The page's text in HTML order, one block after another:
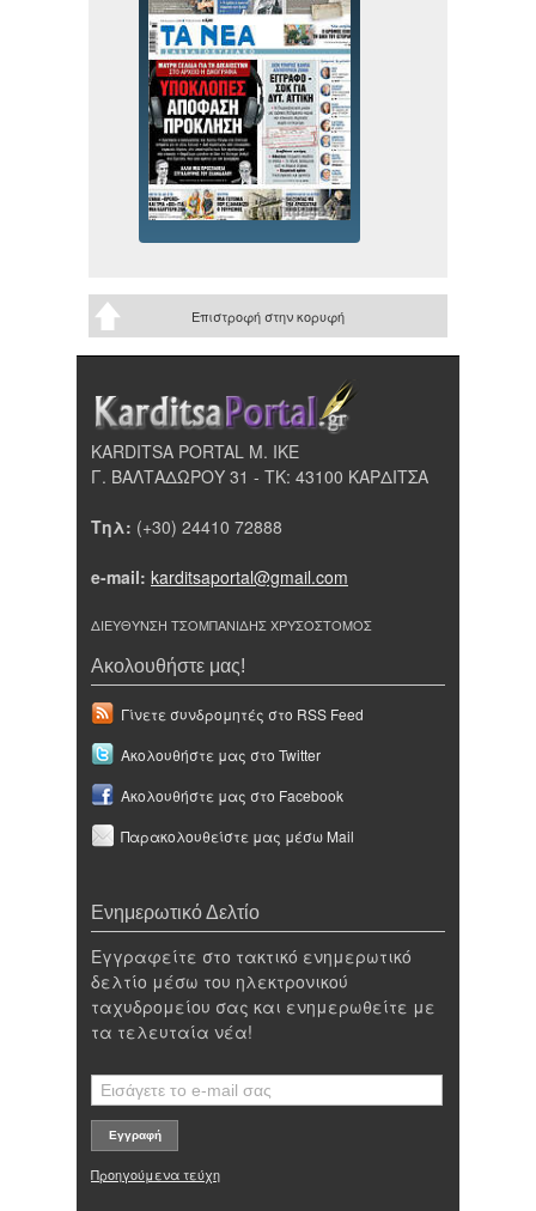
Επιστροφή στην κορυφή
KARDITSA PORTAL Μ. ΙΚΕ
Γ. ΒΑΛΤΑΔΩΡΟΥ 31 - ΤΚ: 43100 ΚΑΡΔΙΤΣΑ
Τηλ: (+30) 24410 72888
e-mail: karditsaportal@gmail.com
ΔΙΕΥΘΥΝΣΗ ΤΣΟΜΠΑΝΙΔΗΣ ΧΡΥΣΟΣΤΟΜΟΣ
Ακολουθήστε μας!
Γίνετε συνδρομητές στο RSS Feed
Ακολουθήστε μας στο Twitter
Ακολουθήστε μας στο Facebook
Παρακολουθείστε μας μέσω Mail
Ενημερωτικό Δελτίο
Εγγραφείτε στο τακτικό ενημερωτικό
δελτίο μέσω του ηλεκτρονικού
ταχυδρομείου σας και ενημερωθείτε με
τα τελευταία νέα!
Προηγούμενα τεύχη